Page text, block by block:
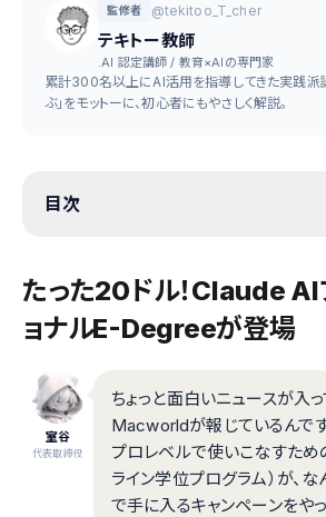
監修者 @tekitoo_T_cher
テキトー教師
.AI 認定講師 / 教育×AIの専門家
累計300名以上にAI活用を指導してきた実践派
ぶ」をモットーに、初心者にもやさしく解説。
目次
たった20ドル！Claude AI
ョナルE-Degreeが登場
室谷
代表取締役
ちょっと面白いニュースが入っ
Macworldが報じているんで
プロレベルで使いこなすため
ライン学位プログラム）が、
で手に入るキャンペーンをやっ